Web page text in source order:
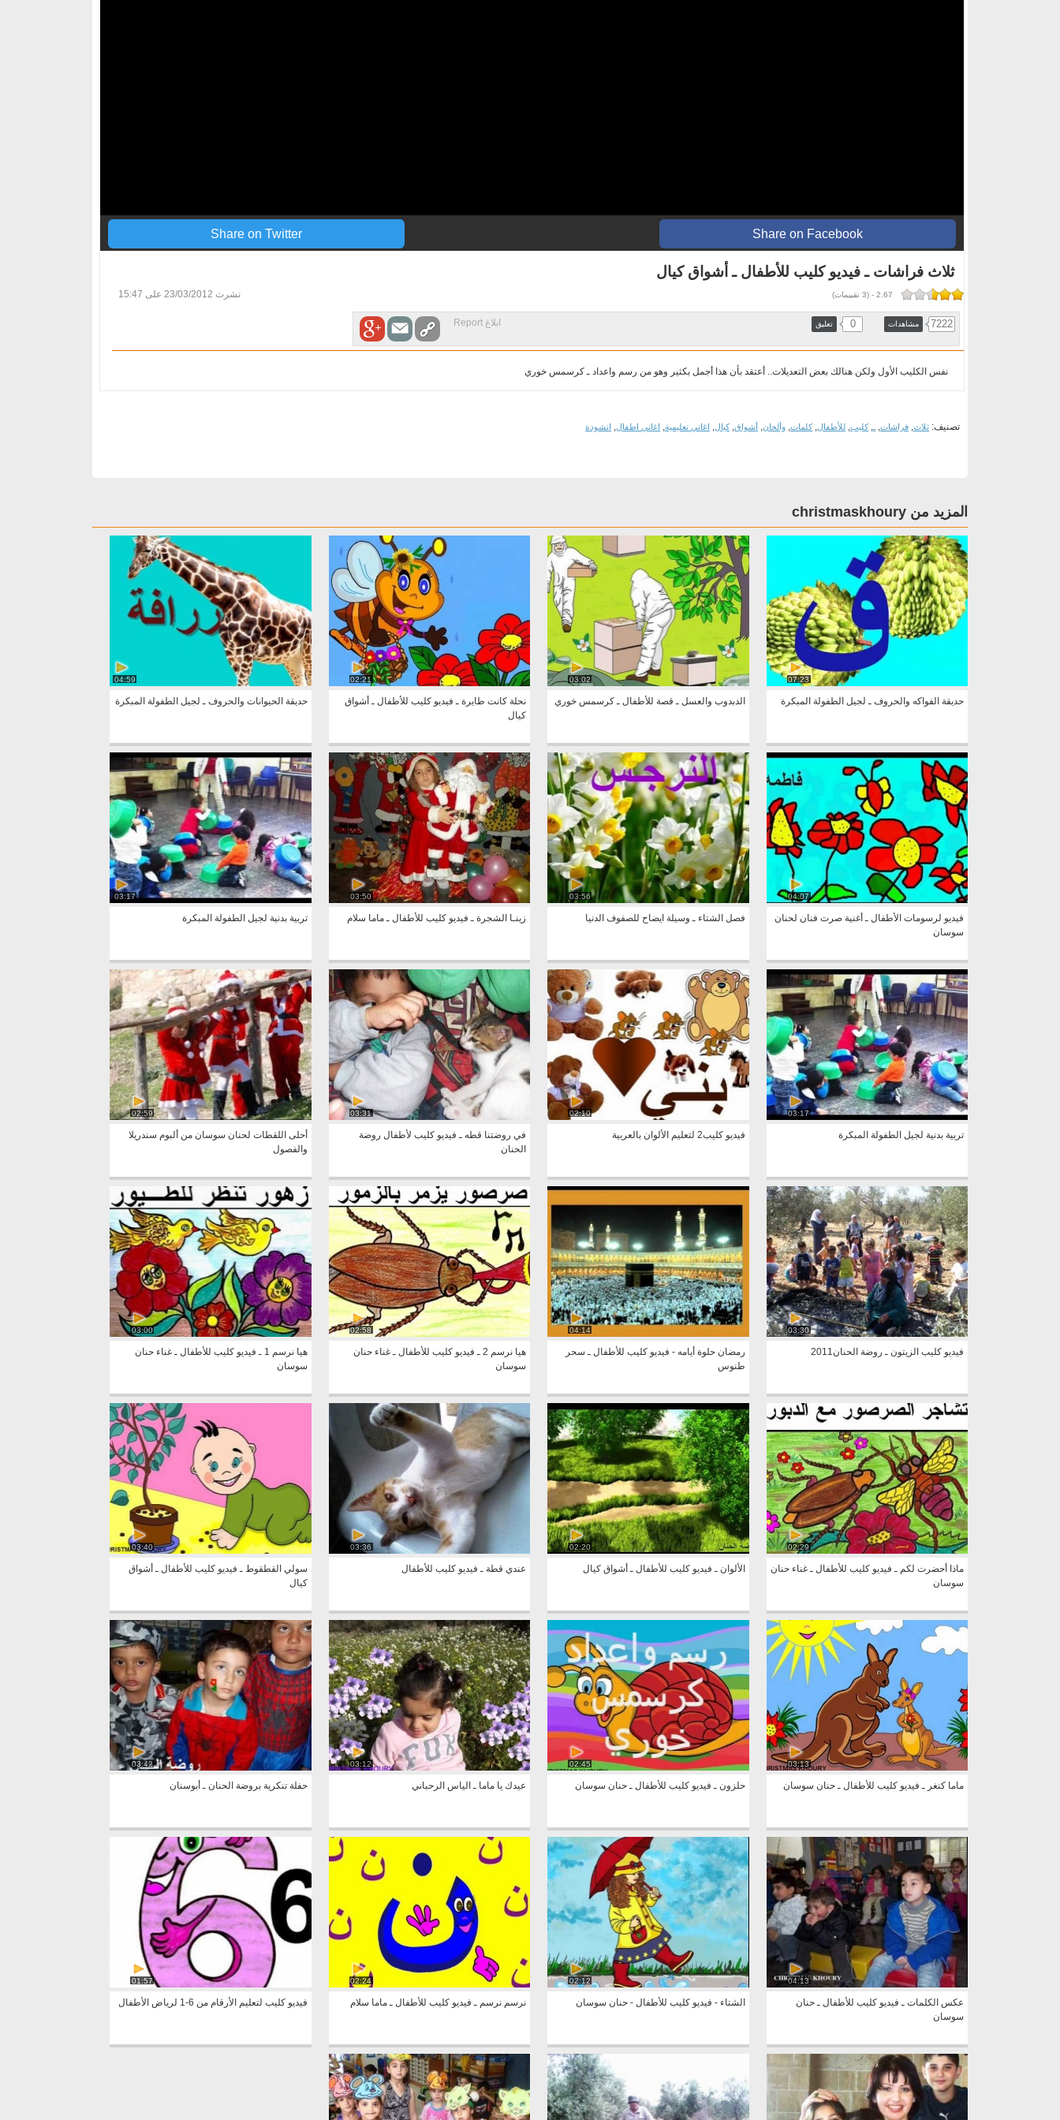
Share on Facebook
Share on Twitter
ثلاث فراشات ـ فيديو كليب للأطفال ـ أشواق كيال
2.67
-
(
3 تقييمات) نشرت 23/03/2012 على 15:47
7222 مشاهدات 0 تعليق ابلاغ Report
نفس الكليب الأول ولكن هنالك بعض التعديلات.. أعتقد بأن هذا أجمل بكثير وهو من رسم واعداد ـ كرسمس خوري
تصنيف: ثلاث, فراشات,
,كليب, للأطفال,كلمات, وألحان, أشواق,كيال, اغاني تعليمية, اغاني اطفال, انشودة
المزيد من christmaskhoury
07:23
حديقة الفواكه والحروف ـ لجيل الطفولة المبكرة
03:02
الدبدوب والعسل ـ قصة للأطفال ـ كرسمس خوري
02:21
نحلة كانت طايرة ـ فيديو كليب للأطفال ـ أشواق
كيال
04:59
حديقة الحيوانات والحروف ـ لجيل الطفولة المبكرة
04:07
فيديو لرسومات الأطفال ـ أغنية صرت فنان لحنان
سوسان
03:56
فصل الشتاء ـ وسيلة ايضاح للصفوف الدنيا
03:50
زينـا الشجرة ـ فيديو كليب للأطفال ـ ماما سلام
03:17
تربية بدنية لجيل الطفولة المبكرة
03:17
تربية بدنية لجيل الطفولة المبكرة
02:10
فيديو كليب2 لتعليم الألوان بالعربية
03:31
في روضتنا قطه ـ فيديو كليب لأطفال روضة
الحنان
02:59
أحلى اللقطات لحنان سوسان من ألبوم سندريلا
والفصول
03:30
فيديو كليب الزيتون ـ روضة الحنان2011
04:14
رمضان حلوة أيامه - فيديو كليب للأطفال ـ سحر
طنوس
02:58
هيا نرسم 2 ـ فيديو كليب للأطفال ـ غناء حنان
سوسان
03:00
هيا نرسم 1 ـ فيديو كليب للأطفال ـ غناء حنان
سوسان
02:29
ماذا أحضرت لكم ـ فيديو كليب للأطفال ـ غناء حنان
سوسان
02:20
الألوان ـ فيديو كليب للأطفال ـ أشواق كيال
03:36
عندي قطة ـ فيديو كليب للأطفال
03:40
سولي القطقوط ـ فيديو كليب للأطفال ـ أشواق
كيال
03:13
ماما كنغر ـ فيديو كليب للأطفال ـ حنان سوسان
02:45
حلزون ـ فيديو كليب للأطفال ـ حنان سوسان
03:12
عيدك يا ماما ـ الياس الرحباني
03:42
حفلة تنكرية بروضة الحنان ـ أبوسنان
04:13
عكس الكلمات ـ فيديو كليب للأطفال ـ حنان
سوسان
02:12
الشتاء - فيديو كليب للأطفال - حنان سوسان
02:24
نرسم نرسم ـ فيديو كليب للأطفال ـ ماما سلام
01:57
فيديو كليب لتعليم الأرقام من 6-1 لرياض الأطفال